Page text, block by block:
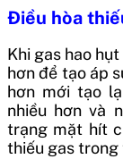
Điều hòa
Khi gas hao
hơn để tạo áp
hơn mới tạo
nhiều hơn và
trạng mặt hít
thiếu gas trong